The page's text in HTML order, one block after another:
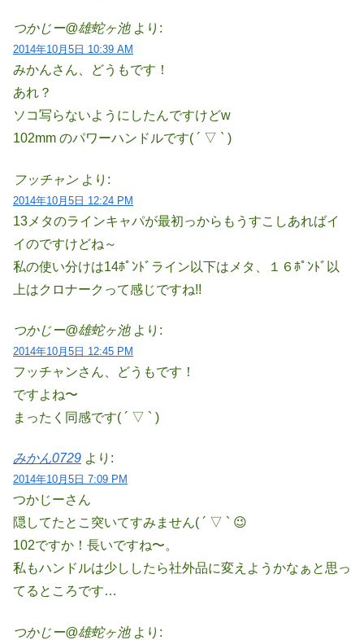
つかじー@雄蛇ヶ池 より:
2014年10月5日 10:39 AM
みかんさん、どうもです！
あれ？
ソコ写らないようにしたんですけどw
102mm のパワーハンドルです( ´ ▽ ` )
フッチャン より:
2014年10月5日 12:24 PM
13メタのラインキャパが最初っからもうすこしあればイ
イのですけどね～
私の使い分けは14ﾎﾟﾝﾄﾞライン以下はメタ、１６ﾎﾟﾝﾄﾞ以
上はクロナークって感じですね!!
つかじー@雄蛇ヶ池 より:
2014年10月5日 12:45 PM
フッチャンさん、どうもです！
ですよね〜
まったく同感です( ´ ▽ ` )
みかん0729 より:
2014年10月5日 7:09 PM
つかじーさん
隠してたとこ突いてすみません( ´ ▽ ` 😉
102ですか！長いですね〜。
私もハンドルは少ししたら社外品に変えようかなぁと思っ
てるところです…
つかじー@雄蛇ヶ池 より: